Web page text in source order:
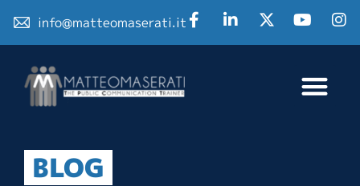
info@matteomaserati.it
BLOG